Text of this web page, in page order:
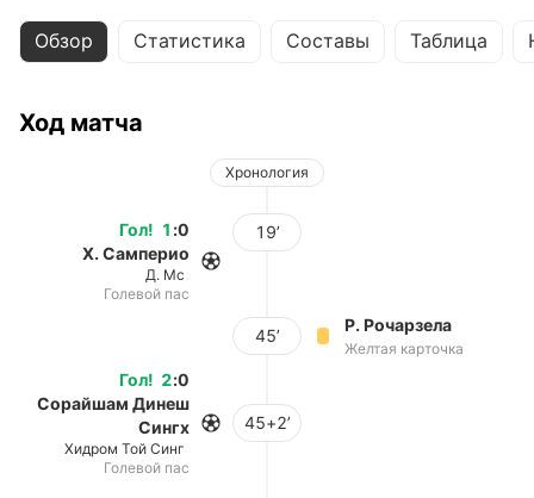
Обзор Статистика Составы Таблица
Ход матча
Хронология
Гол! 1 :0
Х. Самперио
Д. Мс
Голевой пас
19’
45’
Р. Рочарзела
Желтая карточка
Гол! 2:0
Сорайшам Динеш
Сингх
Хидром Той Синг
Голевой пас
45+2’